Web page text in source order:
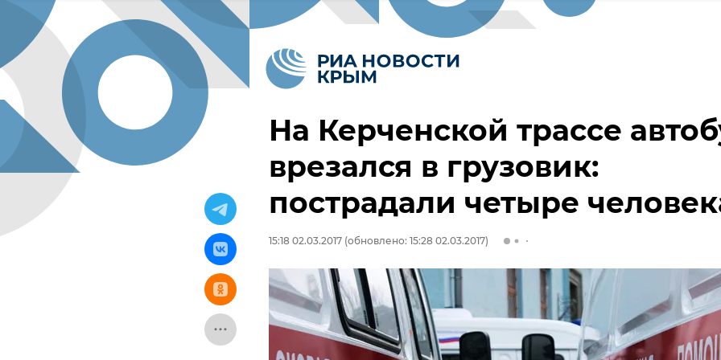
На Керченской трассе
врезался в грузовик:
пострадали четыре
15:18 02.03.2017 (обновлено: 15:28 02.03.2017)